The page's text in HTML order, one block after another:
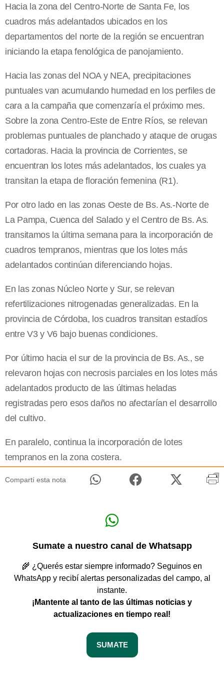
Hacia la zona del Centro-Norte de Santa Fe, los
cuadros más adelantados ubicados en los
departamentos del norte de la región se encuentran
iniciando la etapa fenológica de panojamiento.
Hacia las zonas del NOA y NEA, precipitaciones
puntuales van acumulando humedad en los perfiles de
cara a la campaña que comenzaría el próximo mes.
Sobre la zona Centro-Este de Entre Ríos, se relevan
problemas puntuales de planchado y ataque de orugas
cortadoras. Hacia la provincia de Corrientes, se
encuentran los lotes más adelantados, los cuales ya
transitan la etapa de floración femenina (R1).
Por otro lado en las zonas Oeste de Bs. As.-Norte de
La Pampa, Cuenca del Salado y el Centro de Bs. As.
transitamos la última semana para la incorporación de
cuadros tempranos, mientras que los lotes más
adelantados continúan diferenciando hojas.
En las zonas Núcleo Norte y Sur, se relevan
refertilizaciones nitrogenadas generalizadas. En la
provincia de Córdoba, los cuadros transitan estadíos
entre V3 y V6 bajo buenas condiciones.
Por último hacia el sur de la provincia de Bs. As., se
relevaron hojas con necrosis parciales en los lotes más
adelantados producto de las últimas heladas
registradas pero esos daños no afectarían el desarrollo
del cultivo.
En paralelo, continua la incorporación de lotes
tempranos en la zona costera.
Compartí esta nota
Sumate a nuestro canal de Whatsapp
🌾 ¿Querés estar siempre informado? Seguinos en
WhatsApp y recibí alertas personalizadas del campo, al
instante.
¡Mantente al tanto de las últimas noticias y
actualizaciones en tiempo real!
SUMATE